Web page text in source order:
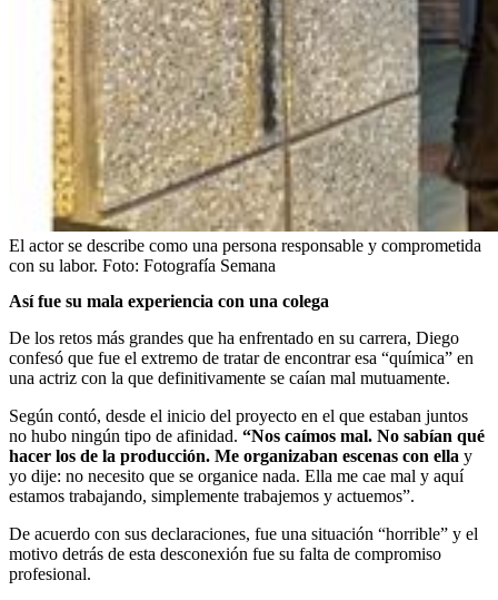
El actor se describe como una persona responsable y comprometida
con su labor. Foto: Fotografía Semana
Así fue su mala experiencia con una colega
De los retos más grandes que ha enfrentado en su carrera, Diego
confesó que fue el extremo de tratar de encontrar esa “química” en
una actriz con la que definitivamente se caían mal mutuamente.
Según contó, desde el inicio del proyecto en el que estaban juntos
no hubo ningún tipo de afinidad. “Nos caímos mal. No sabían qué
hacer los de la producción. Me organizaban escenas con ella y
yo dije: no necesito que se organice nada. Ella me cae mal y aquí
estamos trabajando, simplemente trabajemos y actuemos”.
De acuerdo con sus declaraciones, fue una situación “horrible” y el
motivo detrás de esta desconexión fue su falta de compromiso
profesional.